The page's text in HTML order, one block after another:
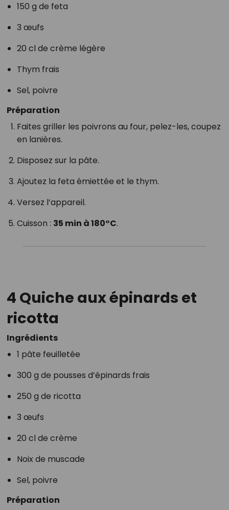
150 g de feta
3 œufs
20 cl de crème légère
Thym frais
Sel, poivre
Préparation
Faites griller les poivrons au four, pelez-les, coupez
en lanières.
Disposez sur la pâte.
Ajoutez la feta émiettée et le thym.
Versez l’appareil.
Cuisson : 35 min à 180°C.
4 Quiche aux épinards et
ricotta
Ingrédients
1 pâte feuilletée
300 g de pousses d’épinards frais
250 g de ricotta
3 œufs
20 cl de crème
Noix de muscade
Sel, poivre
Préparation